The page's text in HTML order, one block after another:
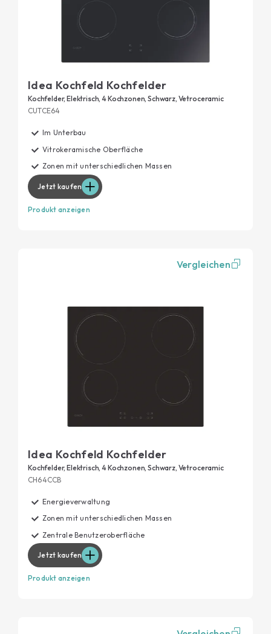
Idea Kochfeld Kochfelder
Kochfelder, Elektrisch, 4 Kochzonen, Schwarz, Vetroceramic
CUTCE64
Im Unterbau
Vitrokeramische Oberfläche
Zonen mit unterschiedlichen Massen
Jetzt kaufen
Produkt anzeigen
Vergleichen
Idea Kochfeld Kochfelder
Kochfelder, Elektrisch, 4 Kochzonen, Schwarz, Vetroceramic
CH64CCB
Energieverwaltung
Zonen mit unterschiedlichen Massen
Zentrale Benutzeroberfläche
Jetzt kaufen
Produkt anzeigen